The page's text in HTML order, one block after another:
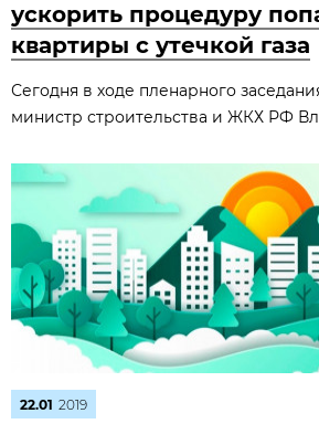
ускорить процедуру
квартиры с утечкой газа
Сегодня в ходе пленарного
министр строительства и ЖКХ РФ
22.01 2019